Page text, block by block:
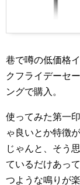
巷で噂の低価格
クフライデーセ
ングで購入。
使ってみた第一
ゃ良いとか特徴
じゃんと、そう
ているだけあっ
つような鳴りが